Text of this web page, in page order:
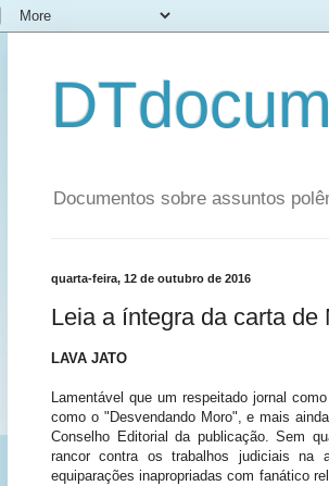
Documentos sobre assuntos
quarta-feira, 12 de outubro de 2016
Leia a íntegra da carta de
LAVA JATO
Lamentável que um respeitado jornal
como o "Desvendando Moro", e mais
Conselho Editorial da publicação. Sem
rancor contra os trabalhos judiciais na
equiparações inapropriadas com fanático